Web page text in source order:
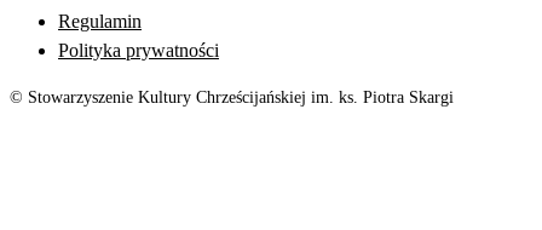
Regulamin
Polityka prywatności
© Stowarzyszenie Kultury Chrześcijańskiej im. ks. Piotra Skargi